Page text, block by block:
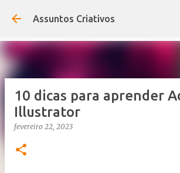
Pular para o conteúdo
Assuntos Criativos
10 dicas para aprender
Illustrator
fevereiro 22, 2023